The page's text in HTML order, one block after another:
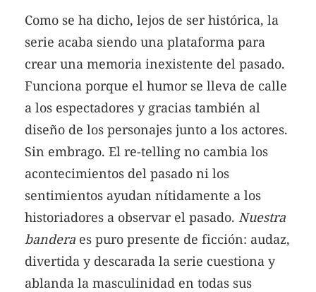
Como se ha dicho, lejos de ser histórica, la
serie acaba siendo una plataforma para
crear una memoria inexistente del pasado.
Funciona porque el humor se lleva de calle
a los espectadores y gracias también al
diseño de los personajes junto a los actores.
Sin embrago. El re-telling no cambia los
acontecimientos del pasado ni los
sentimientos ayudan nítidamente a los
historiadores a observar el pasado. Nuestra
bandera es puro presente de ficción: audaz,
divertida y descarada la serie cuestiona y
ablanda la masculinidad en todas sus